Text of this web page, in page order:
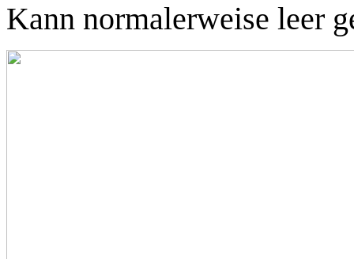
Kann normalerweise leer